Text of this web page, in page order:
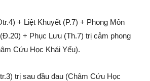
+ Liệt Khuyết (P.7) + Phong Môn
+ Phục Lưu (Th.7) trị cảm phong
Cứu Học Khái Yếu).
trị sau đầu đau (Châm Cứu Học